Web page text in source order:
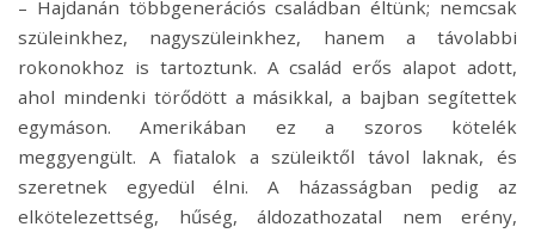
– Hajdanán többgenerációs családban éltünk; nemcsak
szüleinkhez, nagyszüleinkhez, hanem a távolabbi
rokonokhoz is tartoztunk. A család erős alapot adott,
ahol mindenki törődött a másikkal, a bajban segítettek
egymáson. Amerikában ez a szoros kötelék
meggyengült. A fiatalok a szüleiktől távol laknak, és
szeretnek egyedül élni. A házasságban pedig az
elkötelezettség, hűség, áldozathozatal nem erény,